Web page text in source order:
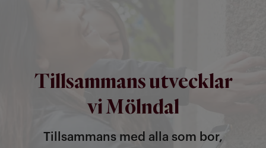
Tillsammans utvecklar
vi Mölndal
Tillsammans med alla som bor,